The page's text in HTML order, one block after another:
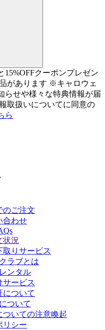
15%OFFクーポンプレゼン
があります ※キャロウェ
らせや様々な特典情報が届
取扱いについてに同意の
ら
のご注文
合わせ
状況
取りサービス
ラブとは
ンタル
サービス
について
ついて
ついての注意喚起
リシー